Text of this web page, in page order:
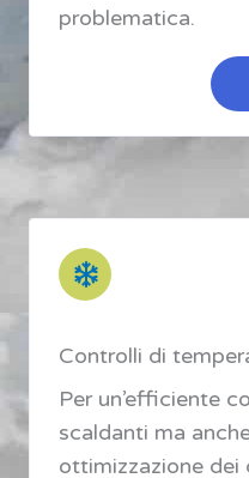
problematica.
Controlli di
Per un’efficiente
scaldanti ma
ottimizzazione dei